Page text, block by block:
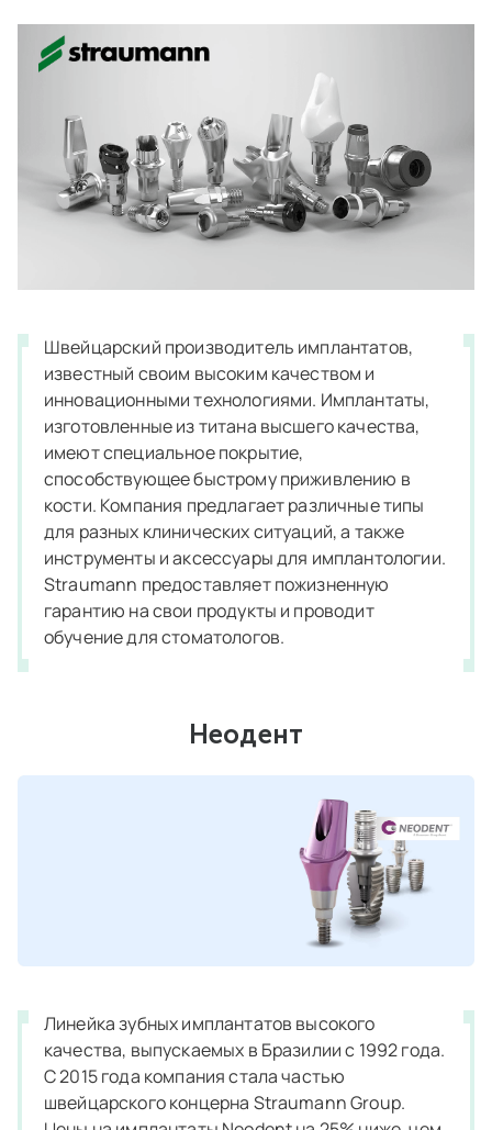
Швейцарский производитель имплантатов,
известный своим высоким качеством и
инновационными технологиями. Имплантаты,
изготовленные из титана высшего качества,
имеют специальное покрытие,
способствующее быстрому приживлению в
кости. Компания предлагает различные типы
для разных клинических ситуаций, а также
инструменты и аксессуары для имплантологии.
Straumann предоставляет пожизненную
гарантию на свои продукты и проводит
обучение для стоматологов.
Неодент
Линейка зубных имплантатов высокого
качества, выпускаемых в Бразилии с 1992 года.
С 2015 года компания стала частью
швейцарского концерна Straumann Group.